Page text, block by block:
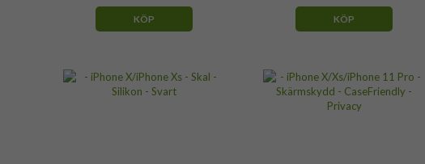
KÖP KÖP